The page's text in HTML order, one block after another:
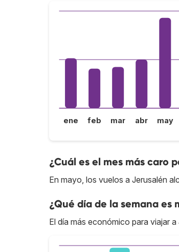
ene feb mar abr may
¿Cuál es el mes más caro
En mayo, los vuelos a Jerusalén
¿Qué día de la semana es
El día más económico para viajar